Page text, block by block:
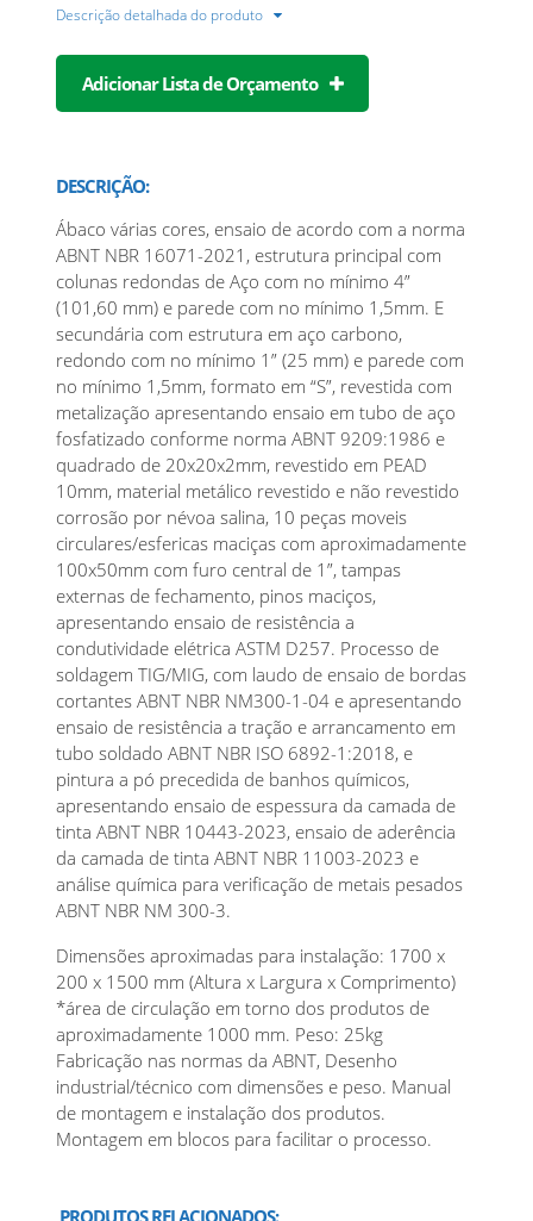
Descrição detalhada do produto
Adicionar Lista de Orçamento
DESCRIÇÃO:
Ábaco várias cores, ensaio de acordo com a norma
ABNT NBR 16071-2021, estrutura principal com
colunas redondas de Aço com no mínimo 4”
(101,60 mm) e parede com no mínimo 1,5mm. E
secundária com estrutura em aço carbono,
redondo com no mínimo 1” (25 mm) e parede com
no mínimo 1,5mm, formato em “S”, revestida com
metalização apresentando ensaio em tubo de aço
fosfatizado conforme norma ABNT 9209:1986 e
quadrado de 20x20x2mm, revestido em PEAD
10mm, material metálico revestido e não revestido
corrosão por névoa salina, 10 peças moveis
circulares/esfericas maciças com aproximadamente
100x50mm com furo central de 1”, tampas
externas de fechamento, pinos maciços,
apresentando ensaio de resistência a
condutividade elétrica ASTM D257. Processo de
soldagem TIG/MIG, com laudo de ensaio de bordas
cortantes ABNT NBR NM300-1-04 e apresentando
ensaio de resistência a tração e arrancamento em
tubo soldado ABNT NBR ISO 6892-1:2018, e
pintura a pó precedida de banhos químicos,
apresentando ensaio de espessura da camada de
tinta ABNT NBR 10443-2023, ensaio de aderência
da camada de tinta ABNT NBR 11003-2023 e
análise química para verificação de metais pesados
ABNT NBR NM 300-3.
Dimensões aproximadas para instalação: 1700 x
200 x 1500 mm (Altura x Largura x Comprimento)
*área de circulação em torno dos produtos de
aproximadamente 1000 mm. Peso: 25kg
Fabricação nas normas da ABNT, Desenho
industrial/técnico com dimensões e peso. Manual
de montagem e instalação dos produtos.
Montagem em blocos para facilitar o processo.